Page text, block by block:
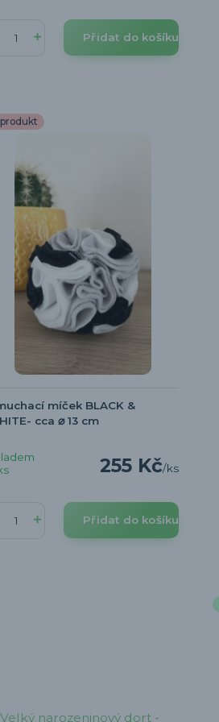
Přidat do košíku
míček BLACK &
cca ⌀ 13 cm
255 Kč/ks
Přidat do košíku